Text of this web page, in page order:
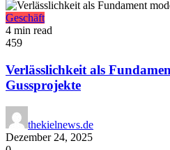
Geschäft
4 min read
459
Verlässlichkeit als
Gussprojekte
thekielnews.de
Dezember 24, 2025